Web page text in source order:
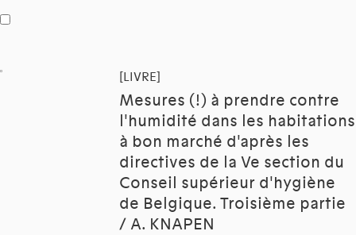
[LIVRE]
Mesures (!) à prendre contre
l'humidité dans les habitations
à bon marché d'après les
directives de la Ve section du
Conseil supérieur d'hygiène
de Belgique. Troisième partie
/ A. KNAPEN